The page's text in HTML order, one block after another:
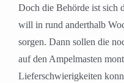
Doch die Behörde ist sich
will in rund anderthalb
sorgen. Dann sollen die
auf den Ampelmasten
Lieferschwierigkeiten